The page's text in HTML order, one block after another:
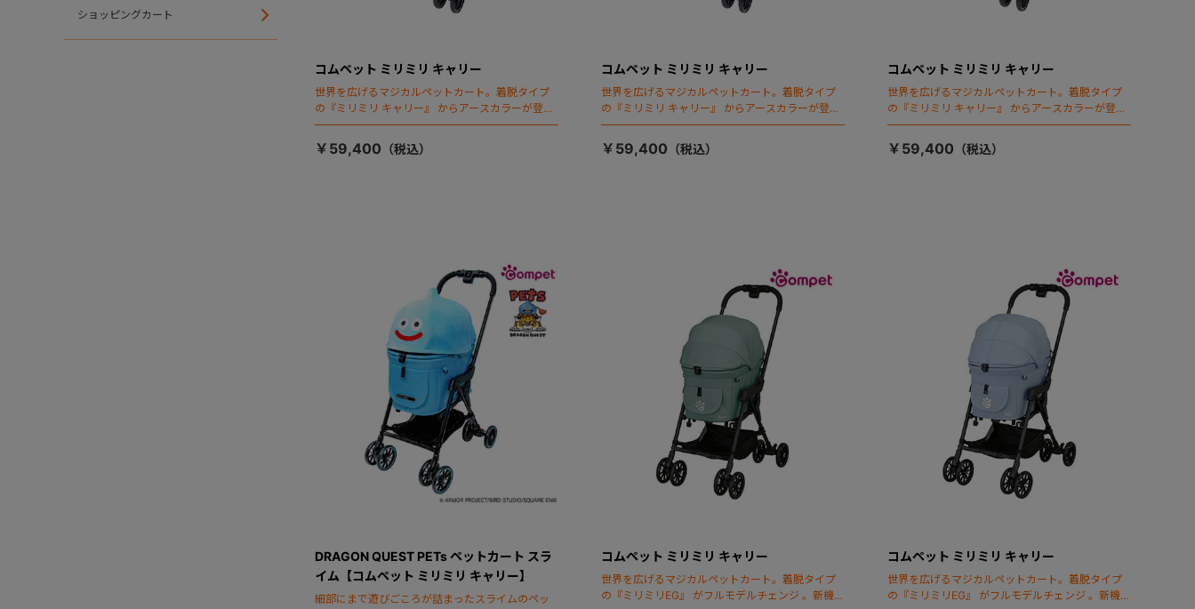
ショッピングカート
コムペット ミリミリ キャリー
世界を広げるマジカルペットカート。着脱タイプ
の『ミリミリ キャリー』 からアースカラーが登
場！
￥59,400
コムペット ミリミリ キャリー
世界を広げるマジカルペットカート。着脱タイプ
の『ミリミリ キャリー』 からアースカラーが登
場！
￥59,400
コムペット ミリミリ キャリー
世界を広げるマジカルペットカート。着脱タイプ
の『ミリミリ キャリー』 からアースカラーが登
場！
￥59,400
DRAGON QUEST PETs ペットカート スラ
イム【コムペット ミリミリ キャリー】
細部にまで遊びごころが詰まったスライムのペッ
コムペット ミリミリ キャリー
世界を広げるマジカルペットカート。着脱タイプ
の『ミリミリEG』 がフルモデルチェンジ 。新機能
コムペット ミリミリ キャリー
世界を広げるマジカルペットカート。着脱タイプ
の『ミリミリEG』 がフルモデルチェンジ 。新機能